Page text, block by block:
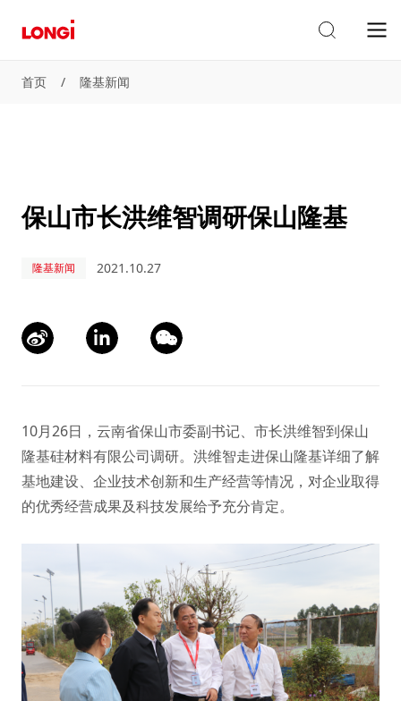
首页 / 隆基新闻
保山市长洪维智调研保山隆基
隆基新闻 2021.10.27
10月26日，云南省保山市委副书记、市长洪维智到保山
隆基硅材料有限公司调研。洪维智走进保山隆基详细了解
基地建设、企业技术创新和生产经营等情况，对企业取得
的优秀经营成果及科技发展给予充分肯定。